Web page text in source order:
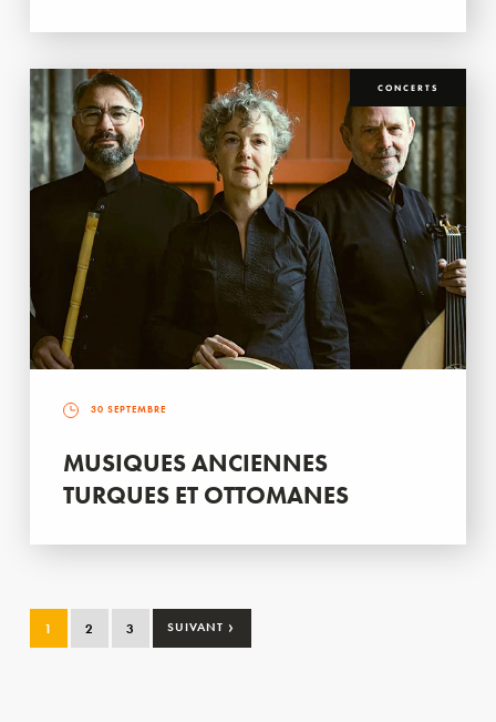
CONCERTS
30 SEPTEMBRE
MUSIQUES ANCIENNES
TURQUES ET OTTOMANES
1 2 3 SUIVANT ›